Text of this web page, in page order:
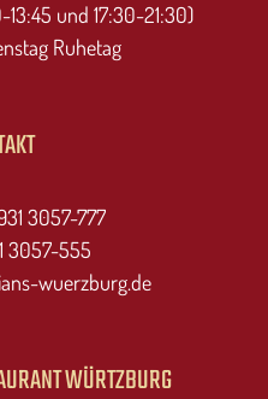
13:45 und 17:30-21:30)
Ruhetag
3057-777
3057-555
wuerzburg.de
WÜRTZBURG